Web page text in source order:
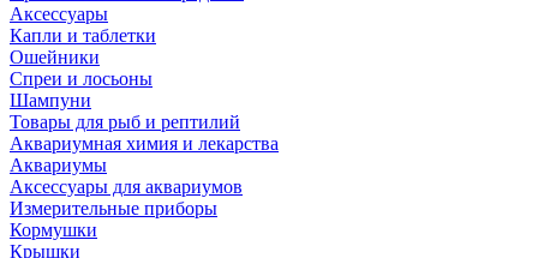
Аксессуары
Капли и таблетки
Ошейники
Спреи и лосьоны
Шампуни
Товары для рыб и рептилий
Аквариумная химия и лекарства
Аквариумы
Аксессуары для аквариумов
Измерительные приборы
Кормушки
Крышки